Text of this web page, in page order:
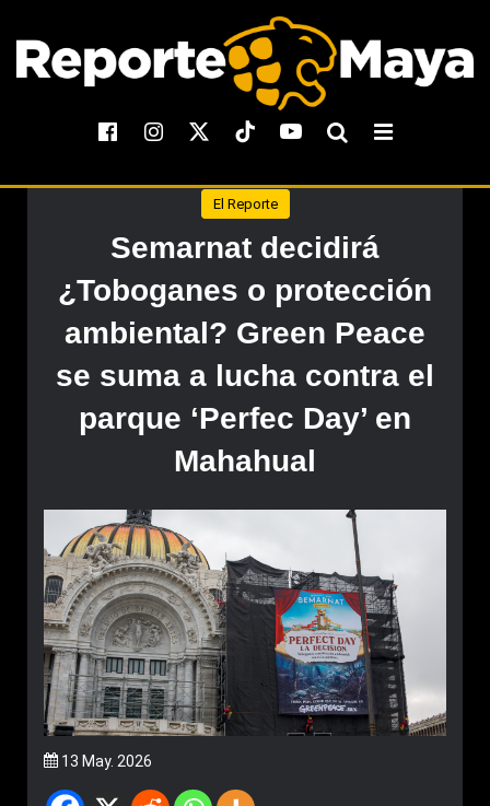
El Reporte
Semarnat decidirá
¿Toboganes o protección
ambiental? Green Peace
se suma a lucha contra el
parque ‘Perfec Day’ en
Mahahual
13 May. 2026